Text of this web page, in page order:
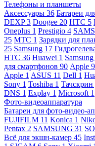
Телефоны и планшеты
Аксессуары 36 Батареи
DEXP3 Doogee 20 HTC 5
Oneplus 1 Prestigio 4
25 МТС 1 Зарядки для
25 Samsung 17
HTC 36 Huawei 1 Samsung
для смартфонов 90 Apple
Apple 1 ASUS 11 Dell 1
Sony 1 Toshiba 1 Тачскрин
DNS 1 Explay 1 Microsoft 1
Фото-видеоаппаратура
Батареи для фото-видео-
FUJIFILM 11 Konica 1
Pentax 2 SAMSUNG 31
Всё для экшн-камер 45